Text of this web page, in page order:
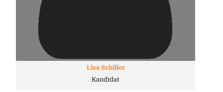
Lisa Schiller
Kandidat